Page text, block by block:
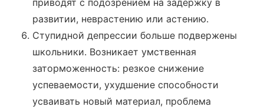
приводят с подозрением на задержку в
развитии, неврастению или астению.
Ступидной депрессии больше подвержены
школьники. Возникает умственная
заторможенность: резкое снижение
успеваемости, ухудшение способности
усваивать новый материал, проблема